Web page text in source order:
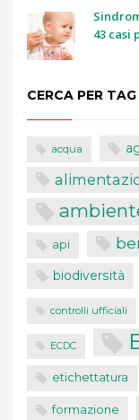
43 casi
CERCA PER TAG
acqua
api
biodiversità
controlli ufficiali
ECDC
etichettatura
formazione